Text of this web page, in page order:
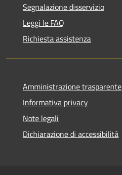
Segnalazione disservizio
Leggi le FAQ
Richiesta assistenza
Amministrazione trasparente
Informativa privacy
Note legali
Dichiarazione di accessibilità